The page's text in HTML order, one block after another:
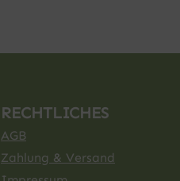
RECHTLICHES
AGB
Zahlung & Versand